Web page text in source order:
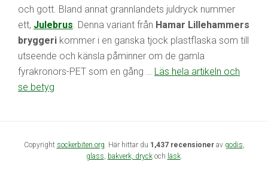
och gott. Bland annat grannlandets juldryck nummer
ett, Julebrus . Denna variant från Hamar Lillehammers
bryggeri kommer i en ganska tjock plastflaska som till
utseende och känsla påminner om de gamla
fyrakronors-PET som en gång … Läs hela artikeln och
se betyg
Copyright sockerbiten.org . Här hittar du 1,437 recensionerav godis
glass bakverk, dryckoch läsk.